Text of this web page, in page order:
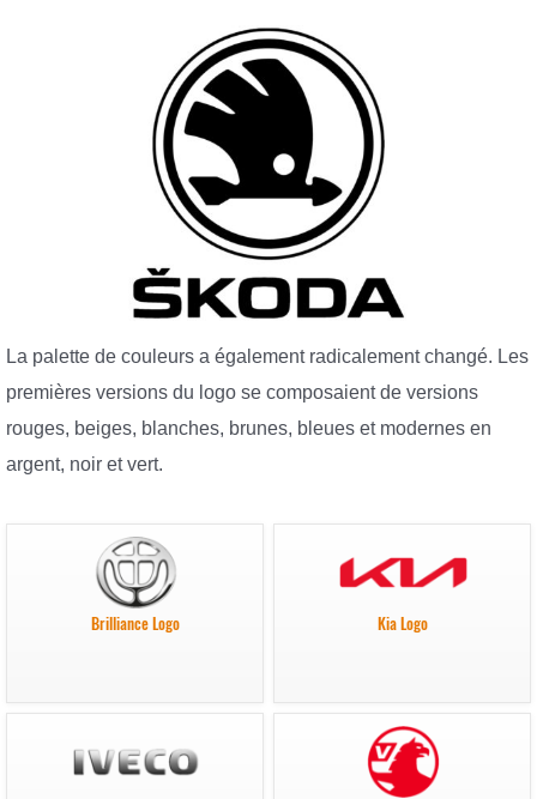
La palette de couleurs a également radicalement changé. Les
premières versions du logo se composaient de versions
rouges, beiges, blanches, brunes, bleues et modernes en
argent, noir et vert.
Brilliance Logo Kia Logo